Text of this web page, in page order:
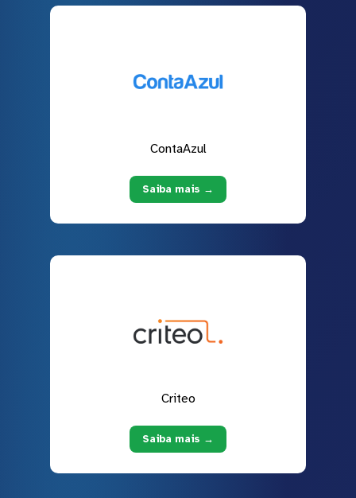
ContaAzul
Saiba mais →
Criteo
Saiba mais →